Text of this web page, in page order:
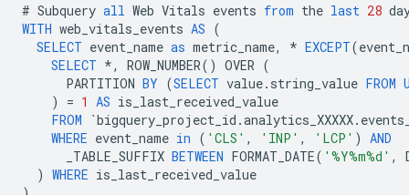
# Subquery all Web Vitals events from the last 28
WITH web_vitals_events AS (
SELECT event_name as metric_name, * EXCEPT(
SELECT *, ROW_NUMBER() OVER (
PARTITION BY (SELECT value. string_value FROM
)
= 1 AS is_last_received_value
FROM
`bigquery_project_id .analytics_XXXXX.
WHERE event_name in ( 'CLS' , 'INP' , 'LCP' )
AND
_TABLE_SUFFIX BETWEEN FORMAT_DATE( '%Y%m%d' ,
) WHERE is_last_received_value